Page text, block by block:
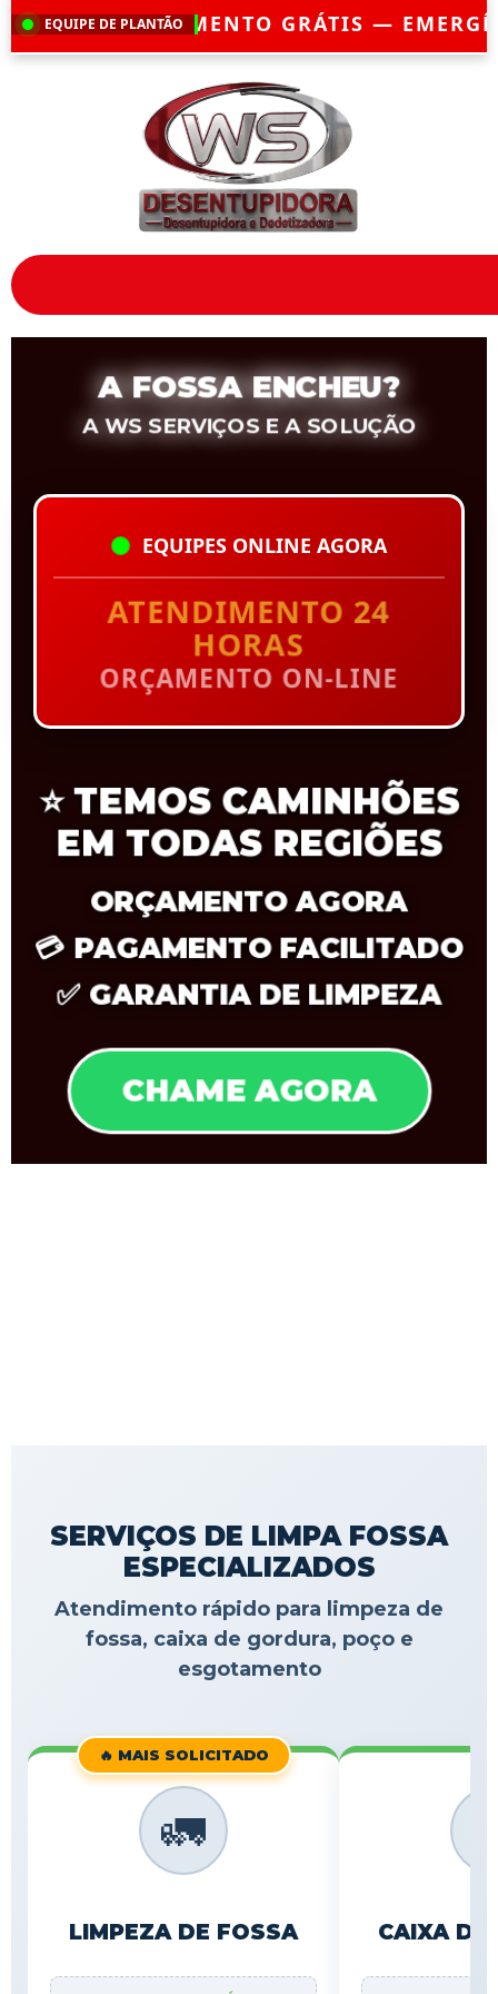
EQUIPE DE PLANTÃO
— EMERGÊNCIA?CHEGAMOS EM
A FOSSA ENCHEU?
A WS SERVIÇOS E A SOLUÇÃO
EQUIPES ONLINE AGORA
ATENDIMENTO 24
HORAS
ORÇAMENTO ON-LINE
⭐ TEMOS CAMINHÕES
EM TODAS REGIÕES
ORÇAMENTO AGORA
💳 PAGAMENTO FACILITADO
✅ GARANTIA DE LIMPEZA
CHAME AGORA
SERVIÇOS DE LIMPA FOSSA
ESPECIALIZADOS
Atendimento rápido para limpeza de
fossa, caixa de gordura, poço e
esgotamento
🔥 MAIS SOLICITADO
🚛
LIMPEZA DE FOSSA CAIXA DE